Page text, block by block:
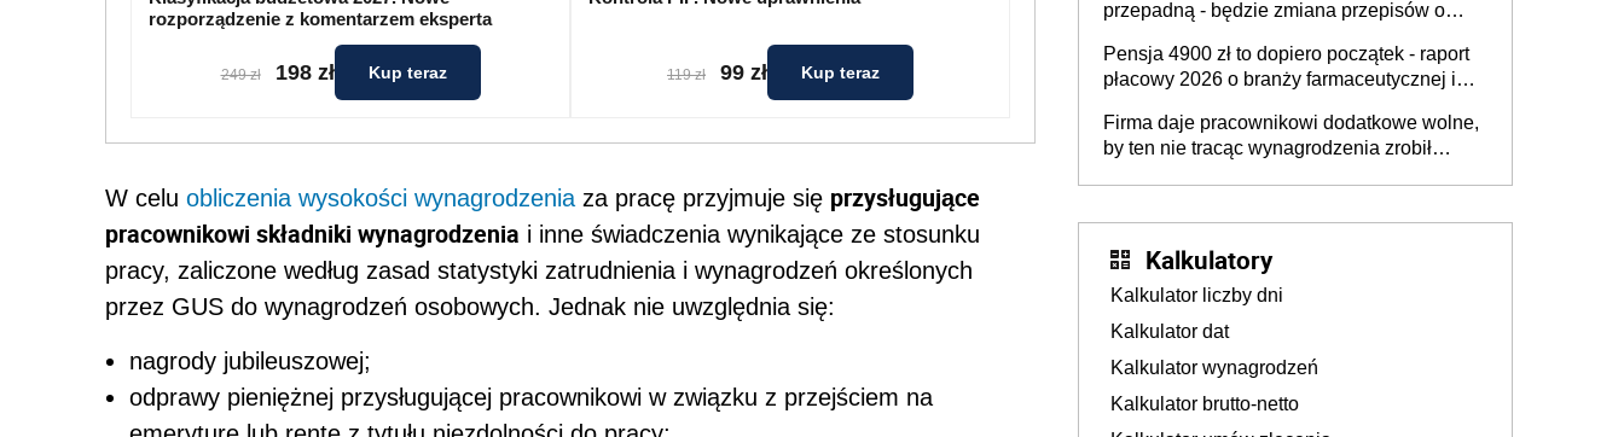
rozporządzenie z komentarzem eksperta
249 zł 198 zł Kup teraz 119 zł 99 zł Kup teraz
W celu obliczenia wysokości wynagrodzenia za pracę przyjmuje się przysługujące
pracownikowi składniki wynagrodzenia i inne świadczenia wynikające ze stosunku
pracy, zaliczone według zasad statystyki zatrudnienia i wynagrodzeń określonych
przez GUS do wynagrodzeń osobowych. Jednak nie uwzględnia się:
nagrody jubileuszowej;
odprawy pieniężnej przysługującej pracownikowi w związku z przejściem na
przepadną - będzie zmiana przepisów o
ubezpieczeniom społecznym
Pensja 4900 zł to dopiero początek - raport
płacowy 2026 o branży farmaceutycznej i
Firma daje pracownikowi dodatkowe wolne,
by ten nie tracąc wynagrodzenia zrobił
Kalkulatory
Kalkulator liczby dni
Kalkulator dat
Kalkulator wynagrodzeń
Kalkulator brutto-netto